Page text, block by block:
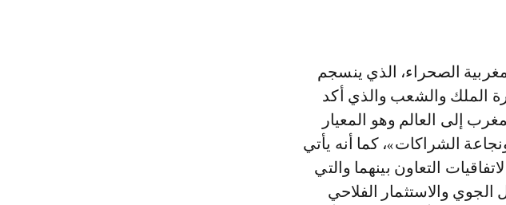
الصحراء، الذي ينسجم
الملكي السامي بمناسبة الذكرى 69 لثورة الملك والشعب والذي أكد
إلى العالم وهو المعيار
الشراكات»، كما أنه يأتي
التعاون بينهما والتي
والاستثمار الفلاحي